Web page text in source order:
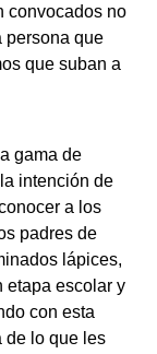
convocados no
persona que
que suban a
gama de
intención de
a los
padres de
lápices,
etapa escolar y
con esta
de lo que les